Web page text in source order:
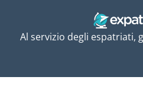
Al servizio degli espatriati,